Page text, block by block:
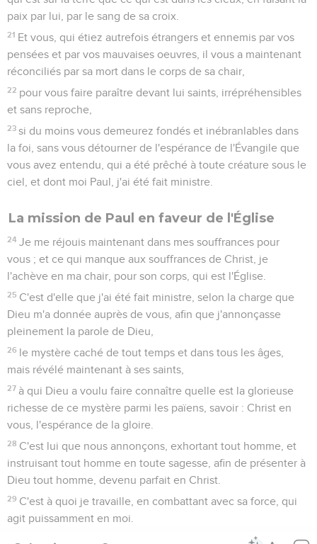
paix par lui, par le sang de sa croix.
21 Et vous, qui étiez autrefois étrangers et ennemis par vos
pensées et par vos mauvaises oeuvres, il vous a maintenant
réconciliés par sa mort dans le corps de sa chair,
22 pour vous faire paraître devant lui saints, irrépréhensibles
et sans reproche,
23 si du moins vous demeurez fondés et inébranlables dans
la foi, sans vous détourner de l'espérance de l'Évangile que
vous avez entendu, qui a été prêché à toute créature sous le
ciel, et dont moi Paul, j'ai été fait ministre.
La mission de Paul en faveur de l'Église
24 Je me réjouis maintenant dans mes souffrances pour
vous ; et ce qui manque aux souffrances de Christ, je
l'achève en ma chair, pour son corps, qui est l'Église.
25 C'est d'elle que j'ai été fait ministre, selon la charge que
Dieu m'a donnée auprès de vous, afin que j'annonçasse
pleinement la parole de Dieu,
26 le mystère caché de tout temps et dans tous les âges,
mais révélé maintenant à ses saints,
27 à qui Dieu a voulu faire connaître quelle est la glorieuse
richesse de ce mystère parmi les païens, savoir : Christ en
vous, l'espérance de la gloire.
28 C'est lui que nous annonçons, exhortant tout homme, et
instruisant tout homme en toute sagesse, afin de présenter à
Dieu tout homme, devenu parfait en Christ.
29 C'est à quoi je travaille, en combattant avec sa force, qui
agit puissamment en moi.